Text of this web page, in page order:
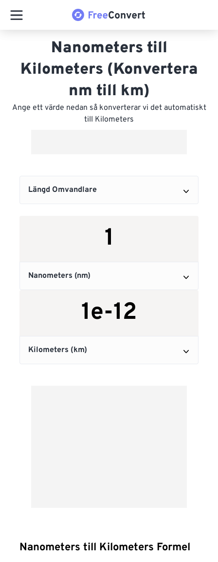
Nanometers till
Kilometers (Konvertera
nm till km)
Ange ett värde nedan så konverterar vi det automatiskt
till Kilometers
Nanometers till Kilometers Formel